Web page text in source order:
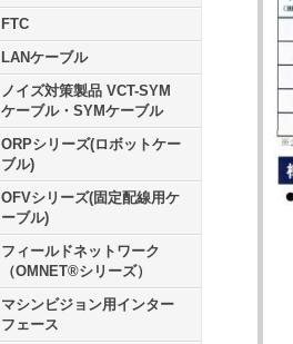
FTC
LANケーブル
ノイズ対策製品 VCT-SYM
ケーブル・SYMケーブル
ORPシリーズ(ロボットケー
ブル)
OFVシリーズ(固定配線用ケ
ーブル)
フィールドネットワーク
（OMNET®シリーズ）
マシンビジョン用インター
フェース